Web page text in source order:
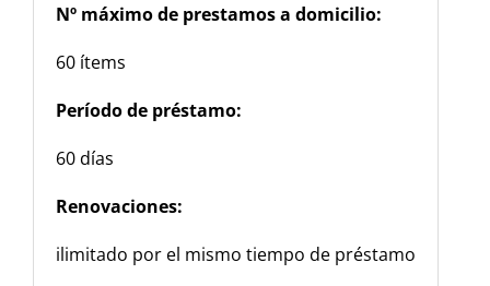
Nº máximo de prestamos a domicilio:
60 ítems
Período de préstamo:
60 días
Renovaciones:
ilimitado por el mismo tiempo de préstamo